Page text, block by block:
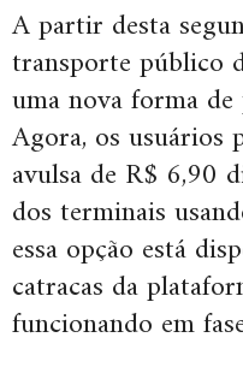
A partir desta
transporte público
uma nova forma de
Agora, os usuários
avulsa de R$ 6,90
dos terminais
essa opção está
catracas da
funcionando em